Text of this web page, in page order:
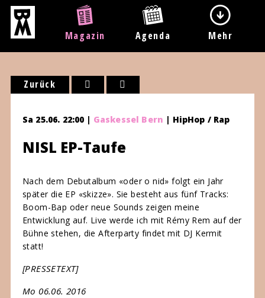
Magazin Agenda Mehr
Zurück
Sa 25.06. 22:00 | Gaskessel Bern | HipHop / Rap
NISL EP-Taufe
Nach dem Debutalbum «oder o nid» folgt ein Jahr
später die EP «skizze». Sie besteht aus fünf Tracks:
Boom-Bap oder neue Sounds zeigen meine
Entwicklung auf. Live werde ich mit Rémy Rem auf der
Bühne stehen, die Afterparty findet mit DJ Kermit
statt!
[PRESSETEXT]
Mo 06.06. 2016